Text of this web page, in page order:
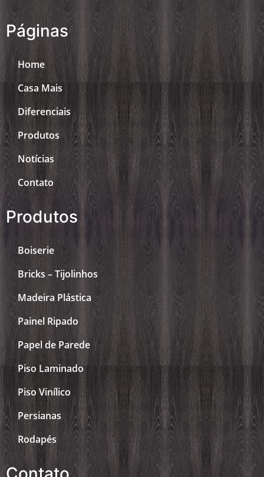
Páginas
Home
Casa Mais
Diferenciais
Produtos
Notícias
Contato
Produtos
Boiserie
Bricks – Tijolinhos
Madeira Plástica
Painel Ripado
Papel de Parede
Piso Laminado
Piso Vinílico
Persianas
Rodapés